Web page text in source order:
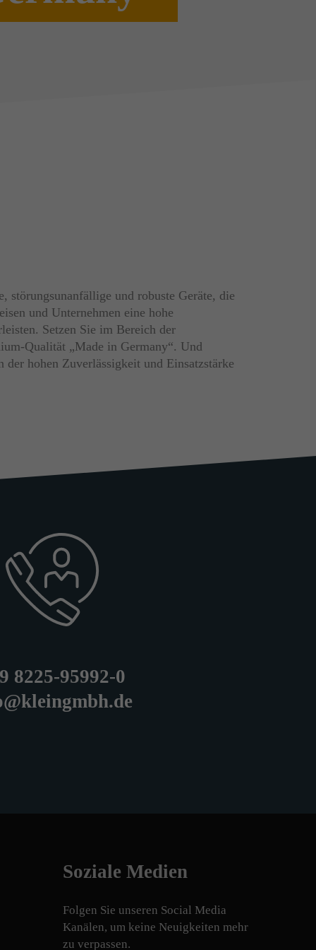
störungsunanfällige und robuste Geräte, die
und Unternehmen eine hohe
Setzen Sie im Bereich der
Qualität „Made in Germany“. Und
hohen Zuverlässigkeit und Einsatzstärke
8225-95992-0
Soziale Medien
Folgen Sie unseren Social Media
Kanälen, um keine Neuigkeiten mehr
zu verpassen.